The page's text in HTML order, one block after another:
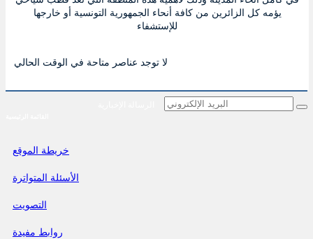
يؤمه كل الزائرين من كافة أنحاء الجمهورية التونسية أو خارجها
للإستشفاء
لا توجد عناصر متاحة في الوقت الحالي
خريطة الموقع
الأسئلة المتواترة
التصويت
روابط مفيدة